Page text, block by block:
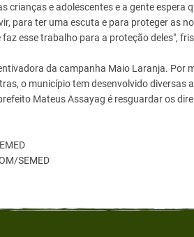
crianças e adolescentes e a gente espera
para ter uma escuta e para proteger as
esse trabalho para a proteção deles",
da campanha Maio Laranja. Por
o município tem desenvolvido diversas
Mateus Assayag é resguardar os
SEMED